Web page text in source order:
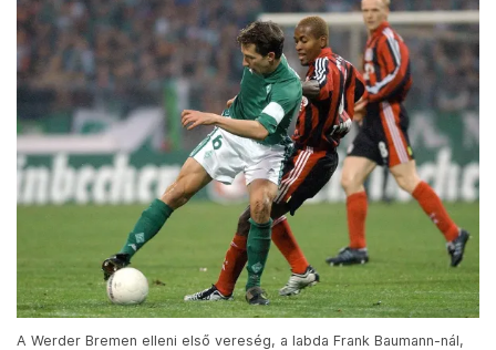
A Werder Bremen elleni első vereség, a labda Frank Baumann-nál,